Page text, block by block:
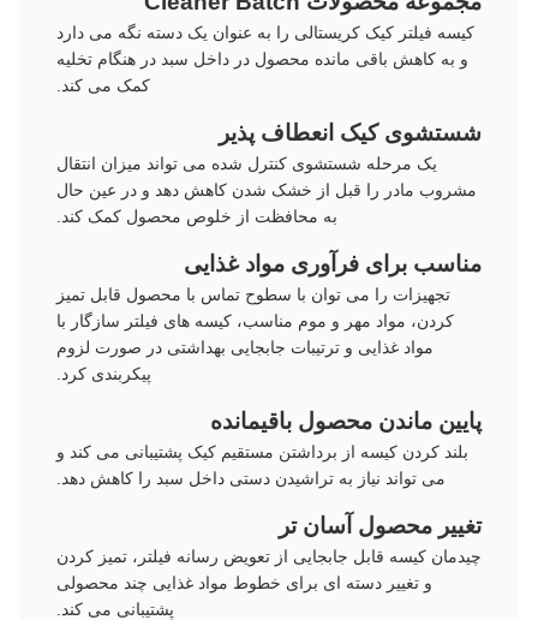
کیسه فیلتر کیک کریستالی را به عنوان یک دسته نگه می دارد
و به کاهش باقی مانده محصول در داخل سبد در هنگام تخلیه
کمک می کند.
شستشوی کیک انعطاف پذیر
یک مرحله شستشوی کنترل شده می تواند میزان انتقال
مشروب مادر را قبل از خشک شدن کاهش دهد و در عین حال
به محافظت از خلوص محصول کمک کند.
مناسب برای فرآوری مواد غذایی
تجهیزات را می توان با سطوح تماس با محصول قابل تمیز
کردن، مواد مهر و موم مناسب، کیسه های فیلتر سازگار با
مواد غذایی و ترتیبات جابجایی بهداشتی در صورت لزوم
پیکربندی کرد.
پایین ماندن محصول باقیمانده
بلند کردن کیسه از برداشتن مستقیم کیک پشتیبانی می کند و
می تواند نیاز به تراشیدن دستی داخل سبد را کاهش دهد.
تغییر محصول آسان تر
چیدمان کیسه قابل جابجایی از تعویض رسانه فیلتر، تمیز کردن
و تغییر دسته ای برای خطوط مواد غذایی چند محصولی
پشتیبانی می کند.